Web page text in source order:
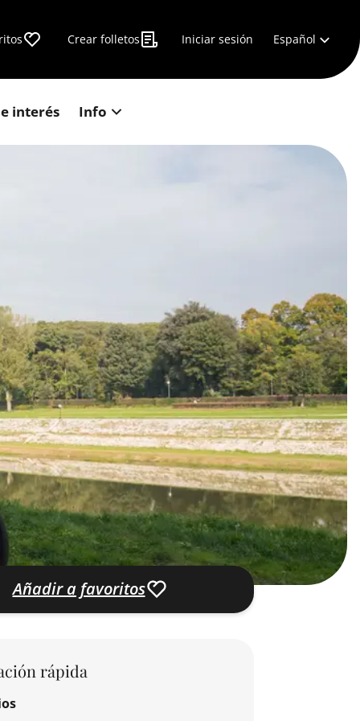
Crear folletos Iniciar sesión Español
interés Info
Añadir a favoritos
rápida